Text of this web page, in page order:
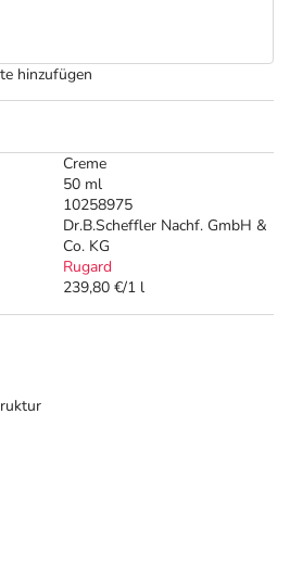
Creme
50 ml
10258975
Dr.B.Scheffler Nachf. GmbH &
Co. KG
Rugard
239,80 €/1 l
hinzufügen